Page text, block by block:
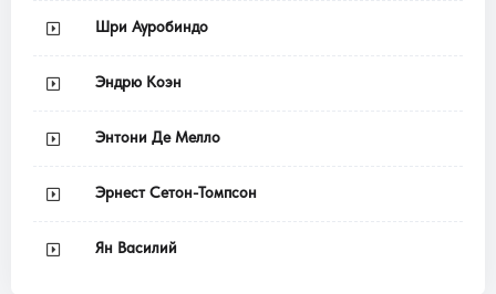
Шри Ауробиндо
Эндрю Коэн
Энтони Де Мелло
Эрнест Сетон-Томпсон
Ян Василий